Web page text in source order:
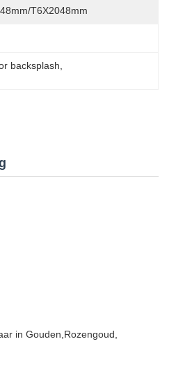
T6X2048mm
backsplash
in Gouden,Rozengoud,